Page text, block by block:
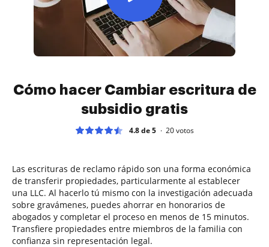
Cómo hacer Cambiar escritura de
subsidio gratis
4.8 de 5 20votos
Las escrituras de reclamo rápido son una forma económica
de transferir propiedades, particularmente al establecer
una LLC. Al hacerlo tú mismo con la investigación adecuada
sobre gravámenes, puedes ahorrar en honorarios de
abogados y completar el proceso en menos de 15 minutos.
Transfiere propiedades entre miembros de la familia con
confianza sin representación legal.